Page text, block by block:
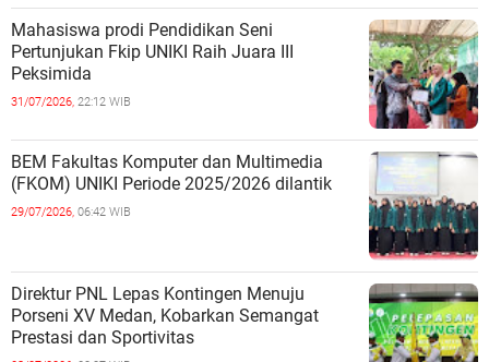
Mahasiswa prodi Pendidikan Seni
Pertunjukan Fkip UNIKI Raih Juara III
Peksimida
31/07/2026, 22:12 WIB
BEM Fakultas Komputer dan Multimedia
(FKOM) UNIKI Periode 2025/2026 dilantik
29/07/2026, 06:42 WIB
Direktur PNL Lepas Kontingen Menuju
Porseni XV Medan, Kobarkan Semangat
Prestasi dan Sportivitas